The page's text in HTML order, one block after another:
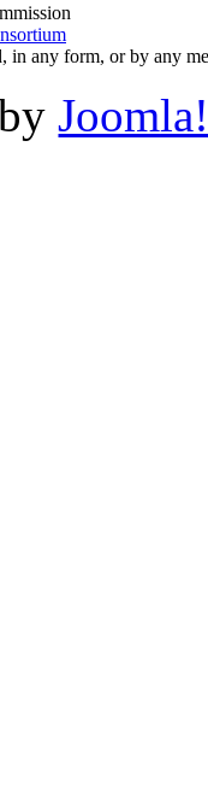
in any form, or by any
by